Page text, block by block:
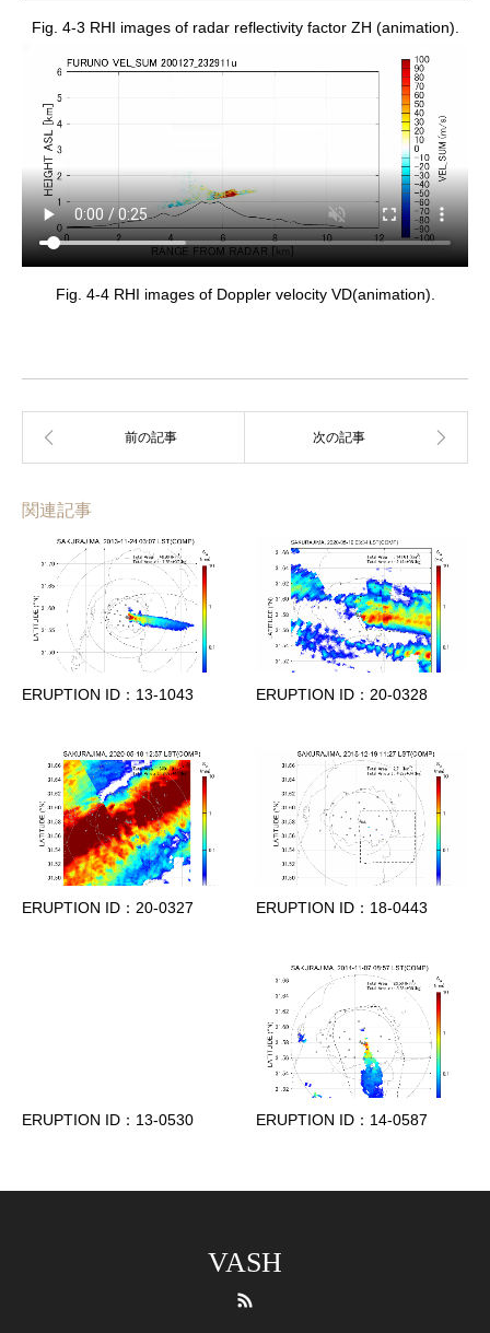
Fig. 4-3 RHI images of radar reflectivity factor ZH (animation).
Fig. 4-4 RHI images of Doppler velocity VD(animation).
関連記事
ERUPTION ID：13-1043 ERUPTION ID：20-0328
ERUPTION ID：20-0327 ERUPTION ID：18-0443
ERUPTION ID：13-0530 ERUPTION ID：14-0587
VASH